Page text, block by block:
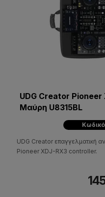
UDG Creator
Μαύρη U8315BL
UDG Creator επαγγελματική
Pioneer XDJ-RX3 controller.